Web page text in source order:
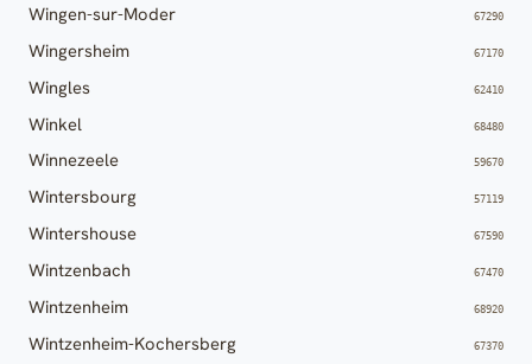
Wingen-sur-Moder 67290
Wingersheim 67170
Wingles 62410
Winkel 68480
Winnezeele 59670
Wintersbourg 57119
Wintershouse 67590
Wintzenbach 67470
Wintzenheim 68920
Wintzenheim-Kochersberg 67370